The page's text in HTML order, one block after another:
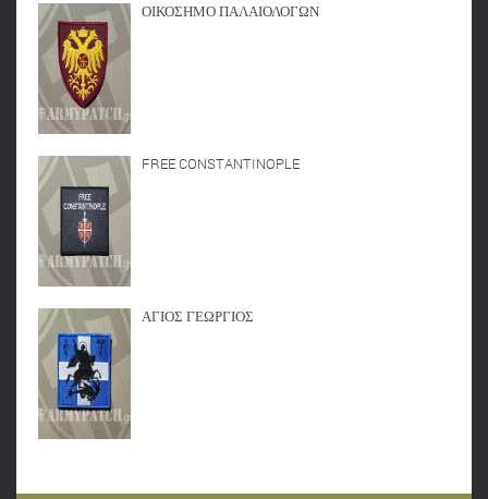
ΟΙΚΟΣΗΜΟ ΠΑΛΑΙΟΛΟΓΩΝ
FREE CONSTANTINOPLE
ΑΓΙΟΣ ΓΕΩΡΓΙΟΣ